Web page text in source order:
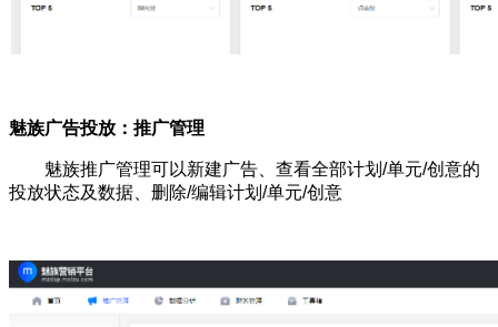
魅族广告投放：推广管理
魅族推广管理可以新建广告、查看全部计划/单元/创意的
投放状态及数据、删除/编辑计划/单元/创意